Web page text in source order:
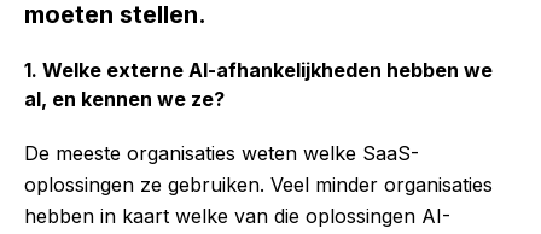
moeten stellen.
1. Welke externe AI-afhankelijkheden hebben we
al, en kennen we ze?
De meeste organisaties weten welke SaaS-
oplossingen ze gebruiken. Veel minder organisaties
hebben in kaart welke van die oplossingen AI-